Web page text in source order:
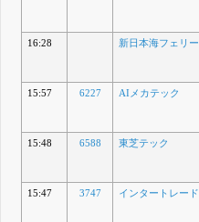
16:28
新日本海フェリー
15:57
6227 AIメカテック
15:48
6588 東芝テック
15:47
3747 インタートレード